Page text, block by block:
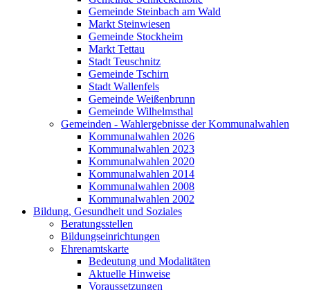
Gemeinde Steinbach am Wald
Markt Steinwiesen
Gemeinde Stockheim
Markt Tettau
Stadt Teuschnitz
Gemeinde Tschirn
Stadt Wallenfels
Gemeinde Weißenbrunn
Gemeinde Wilhelmsthal
Gemeinden - Wahlergebnisse der Kommunalwahlen
Kommunalwahlen 2026
Kommunalwahlen 2023
Kommunalwahlen 2020
Kommunalwahlen 2014
Kommunalwahlen 2008
Kommunalwahlen 2002
Bildung, Gesundheit und Soziales
Beratungsstellen
Bildungseinrichtungen
Ehrenamtskarte
Bedeutung und Modalitäten
Aktuelle Hinweise
Voraussetzungen